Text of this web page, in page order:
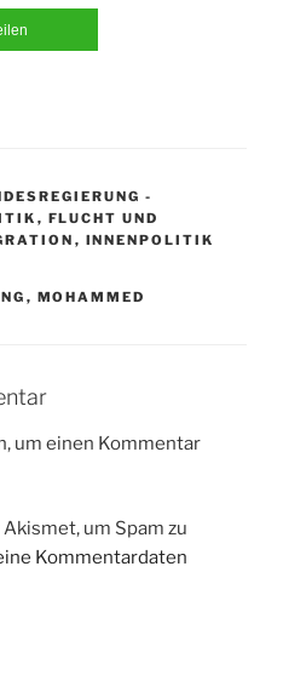
-
, FLUCHT UND
, INNENPOLITIK
, MOHAMMED
um einen Kommentar
um Spam zu
Kommentardaten